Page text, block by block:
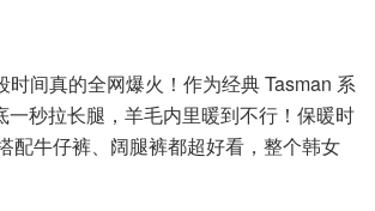
时间真的全网爆火！作为经典 Tasman 系
一秒拉长腿，羊毛内里暖到不行！保暖时
配牛仔裤、阔腿裤都超好看，整个韩女